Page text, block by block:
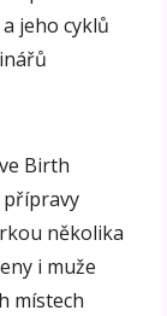
jeho cyklů
Birth
několika
i muže
místech